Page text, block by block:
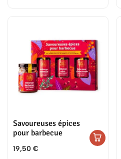
Savoureuses épices
pour barbecue
19,50 €